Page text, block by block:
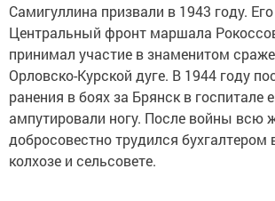
Самигуллина призвали в 1943 году.
Центральный фронт маршала
принимал участие в знаменитом
Орловско-Курской дуге. В 1944 году
ранения в боях за Брянск в госпитале
ампутировали ногу. После войны всю
добросовестно трудился бухгалтером
колхозе и сельсовете.